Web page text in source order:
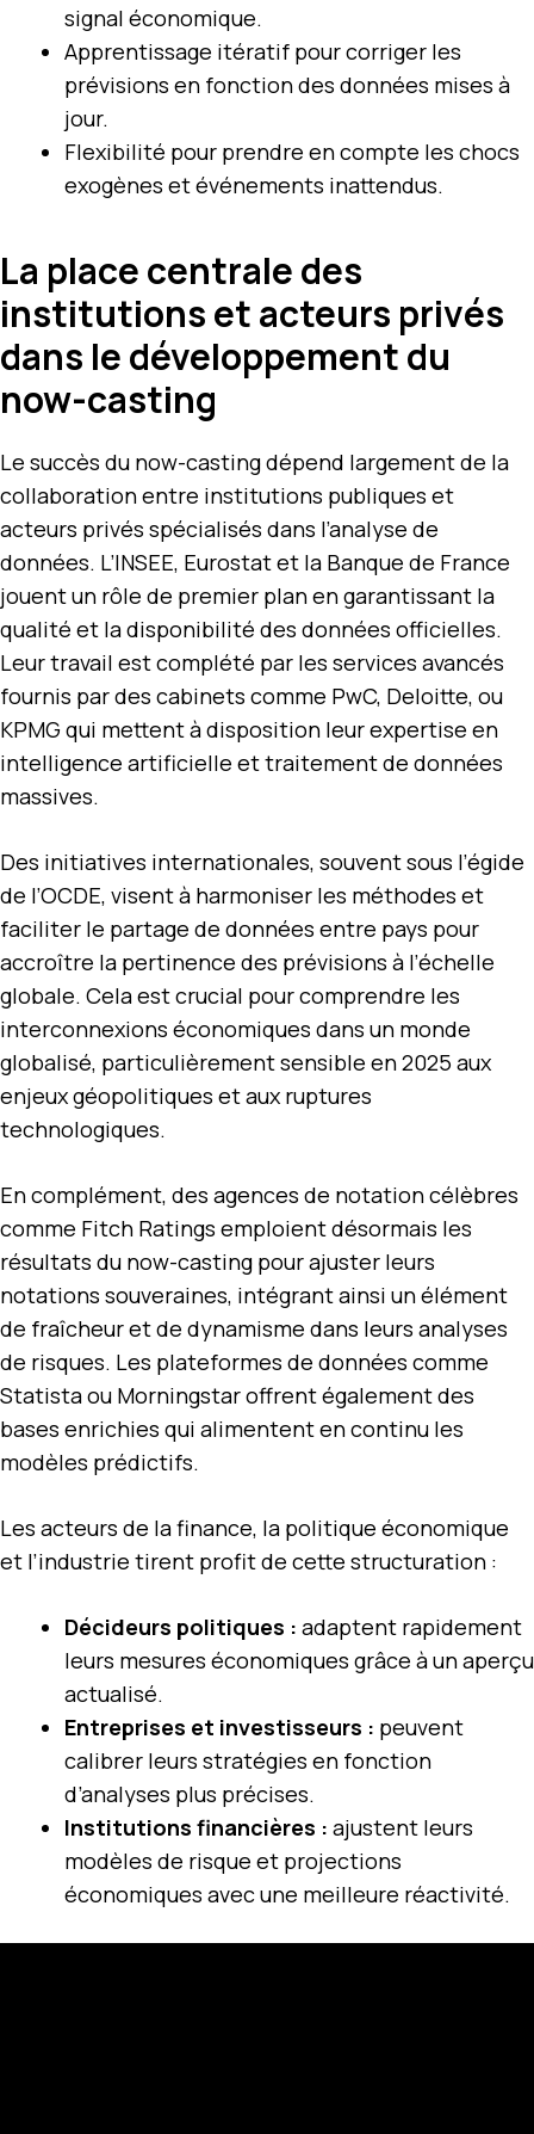
signal économique.
Apprentissage itératif pour corriger les
prévisions en fonction des données mises à
jour.
Flexibilité pour prendre en compte les chocs
exogènes et événements inattendus.
La place centrale des
institutions et acteurs privés
dans le développement du
now-casting
Le succès du now-casting dépend largement de la
collaboration entre institutions publiques et
acteurs privés spécialisés dans l’analyse de
données. L’INSEE, Eurostat et la Banque de France
jouent un rôle de premier plan en garantissant la
qualité et la disponibilité des données officielles.
Leur travail est complété par les services avancés
fournis par des cabinets comme PwC, Deloitte, ou
KPMG qui mettent à disposition leur expertise en
intelligence artificielle et traitement de données
massives.
Des initiatives internationales, souvent sous l’égide
de l’OCDE, visent à harmoniser les méthodes et
faciliter le partage de données entre pays pour
accroître la pertinence des prévisions à l’échelle
globale. Cela est crucial pour comprendre les
interconnexions économiques dans un monde
globalisé, particulièrement sensible en 2025 aux
enjeux géopolitiques et aux ruptures
technologiques.
En complément, des agences de notation célèbres
comme Fitch Ratings emploient désormais les
résultats du now-casting pour ajuster leurs
notations souveraines, intégrant ainsi un élément
de fraîcheur et de dynamisme dans leurs analyses
de risques. Les plateformes de données comme
Statista ou Morningstar offrent également des
bases enrichies qui alimentent en continu les
modèles prédictifs.
Les acteurs de la finance, la politique économique
et l’industrie tirent profit de cette structuration :
Décideurs politiques : adaptent rapidement
leurs mesures économiques grâce à un aperçu
actualisé.
Entreprises et investisseurs : peuvent
calibrer leurs stratégies en fonction
d’analyses plus précises.
Institutions financières : ajustent leurs
modèles de risque et projections
économiques avec une meilleure réactivité.